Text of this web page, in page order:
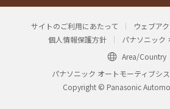
サイトのご利用にあたって
ウェブア
個人情報保護方針
パナソニック
Area/Country
パナソニック オートモーティブシ
Copyright © Panasonic